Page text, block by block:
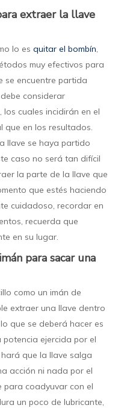
extraer la llave
lo es quitar el bombín,
muy efectivos para
se encuentre partida
considerar
cuales incidirán en el
que en los resultados.
llave se haya partido
caso no será tan difícil
la parte de la llave que
que estés haciendo
cuidadoso, recordar en
recuerda que
en su lugar.
para sacar una
como un imán de
extraer una llave dentro
que se deberá hacer es
ejercida por el
que la llave salga
acción ni nada por el
para coadyuvar con el
un poco de lubricante,